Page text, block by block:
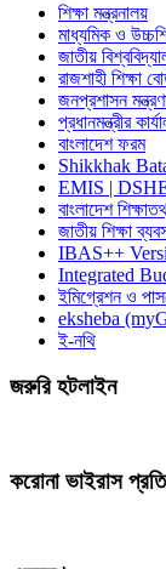
শিক্ষা মন্ত্রনালয়
মাধ্যমিক ও
জাতীয়
রাজশাহী শিক্ষা
জনপ্রশাসন
প্রধানমন্ত্রীর
বাংলাদেশ ফরম
Shikkhak
EMIS |
বাংলাদেশ
জাতীয় শিক্ষা
IBAS++
Integrated
ইমিগ্রেশন ও
eksheba
ই-নথি
জরুরি হটলাইন
করোনা ভাইরাস